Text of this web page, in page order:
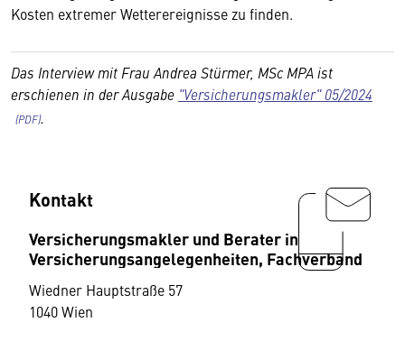
Kosten extremer Wetterereignisse zu finden.
Das Interviewmit Frau Andrea Stürmer, MSc MPA ist
erschienen in der Ausgabe "Versicherungsmakler" 05/2024
.
Kontakt
Versicherungsmakler und Berater in
Versicherungsangelegenheiten, Fachverband
Wiedner Hauptstraße 57
1040 Wien